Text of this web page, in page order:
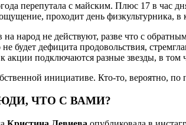
перепутала с майским. Плюс 17 в час
проходит день физкультурника,
народ не действуют, разве что с
будет дефицита продовольствия,
к акции подключаются разные звезды, в том
инициативе. Кто-то, вероятно,
ЧТО С ВАМИ?